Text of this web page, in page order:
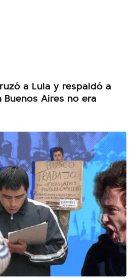
a Lula y respaldó a
Aires no era